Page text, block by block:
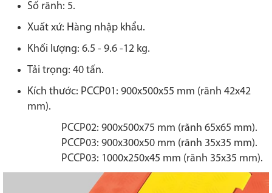
Số rãnh: 5.
Xuất xứ: Hàng nhập khẩu.
Khối lượng: 6.5 - 9.6 -12 kg.
Tải trọng: 40 tấn.
Kích thước: PCCP01: 900x500x55 mm (rãnh 42x42
mm).
PCCP02: 900x500x75 mm (rãnh 65x65 mm).
PCCP03: 900x300x50 mm (rãnh 35x35 mm).
PCCP03: 1000x250x45 mm (rãnh 35x35 mm).